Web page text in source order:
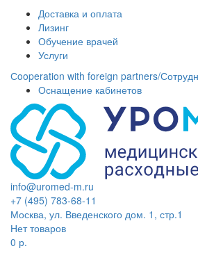
Доставка и оплата
Лизинг
Обучение врачей
Услуги
Сooperation with foreign partners/
Оснащение кабинетов
info@uromed-m.ru
+7 (495) 783-68-11
Москва, ул. Введенского дом. 1, стр.1
Нет товаров
0 р.